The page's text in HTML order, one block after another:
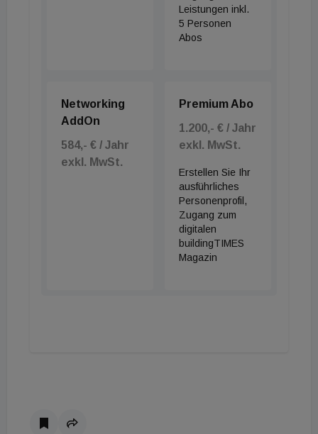
Leistungen inkl.
5 Personen
Abos
Networking
AddOn
584,- € / Jahr
exkl. MwSt.
Premium Abo
1.200,- € / Jahr
exkl. MwSt.
Erstellen Sie Ihr
ausführliches
Personenprofil,
Zugang zum
digitalen
buildingTIMES
Magazin